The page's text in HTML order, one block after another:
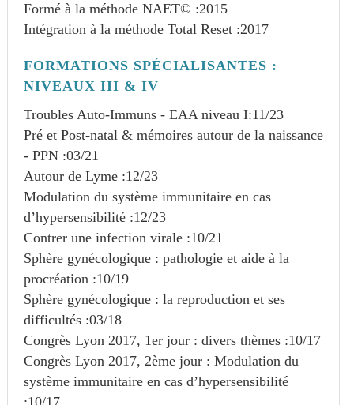
Formé à la méthode NAET© :2015
Intégration à la méthode Total Reset :2017
FORMATIONS SPÉCIALISANTES :
NIVEAUX III & IV
Troubles Auto-Immuns - EAA niveau I:11/23
Pré et Post-natal & mémoires autour de la naissance
- PPN :03/21
Autour de Lyme :12/23
Modulation du système immunitaire en cas
d’hypersensibilité :12/23
Contrer une infection virale :10/21
Sphère gynécologique : pathologie et aide à la
procréation :10/19
Sphère gynécologique : la reproduction et ses
difficultés :03/18
Congrès Lyon 2017, 1er jour : divers thèmes :10/17
Congrès Lyon 2017, 2ème jour : Modulation du
système immunitaire en cas d’hypersensibilité
:10/17